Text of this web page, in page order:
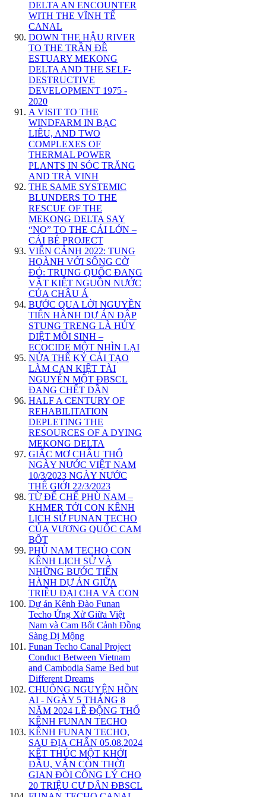
DELTA AN ENCOUNTER
WITH THE VĨNH TẾ
CANAL
DOWN THE HẬU RIVER
TO THE TRẦN ĐỀ
ESTUARY MEKONG
DELTA AND THE SELF-
DESTRUCTIVE
DEVELOPMENT 1975 -
2020
A VISIT TO THE
WINDFARM IN BẠC
LIÊU, AND TWO
COMPLEXES OF
THERMAL POWER
PLANTS IN SÓC TRĂNG
AND TRÀ VINH
THE SAME SYSTEMIC
BLUNDERS TO THE
RESCUE OF THE
MEKONG DELTA SAY
“NO” TO THE CÁI LỚN –
CÁI BÉ PROJECT
VIỄN CẢNH 2022: TUNG
HOÀNH VỚI SÔNG CỜ
ĐỎ: TRUNG QUỐC ĐANG
VẮT KIỆT NGUỒN NƯỚC
CỦA CHÂU Á
BƯỚC QUA LỜI NGUYỀN
TIẾN HÀNH DỰ ÁN ĐẬP
STUNG TRENG LÀ HỦY
DIỆT MÔI SINH –
ECOCIDE MỘT NHÌN LẠI
NỬA THẾ KỶ CẢI TẠO
LÀM CẠN KIỆT TÀI
NGUYÊN MỘT ĐBSCL
ĐANG CHẾT DẦN
HALF A CENTURY OF
REHABILITATION
DEPLETING THE
RESOURCES OF A DYING
MEKONG DELTA
GIẤC MƠ CHÂU THỔ
NGÀY NƯỚC VIỆT NAM
10/3/2023 NGÀY NƯỚC
THẾ GIỚI 22/3/2023
TỪ ĐẾ CHẾ PHÙ NAM –
KHMER TỚI CON KÊNH
LỊCH SỬ FUNAN TECHO
CỦA VƯƠNG QUỐC CAM
BỐT
PHÙ NAM TECHO CON
KÊNH LỊCH SỬ VÀ
NHỮNG BƯỚC TIẾN
HÀNH DỰ ÁN GIỮA
TRIỀU ĐẠI CHA VÀ CON
Dự án Kênh Đào Funan
Techo Ứng Xử Giữa Việt
Nam và Cam Bốt Cảnh Đồng
Sàng Dị Mộng
Funan Techo Canal Project
Conduct Between Vietnam
and Cambodia Same Bed but
Different Dreams
CHUÔNG NGUYỆN HỒN
AI - NGÀY 5 THÁNG 8
NĂM 2024 LỄ ĐỘNG THỔ
KÊNH FUNAN TECHO
KÊNH FUNAN TECHO,
SAU ĐỊA CHẤN 05.08.2024
KẾT THÚC MỘT KHỞI
ĐẦU, VẪN CÒN THỜI
GIAN ĐÒI CÔNG LÝ CHO
20 TRIỆU CƯ DÂN ĐBSCL